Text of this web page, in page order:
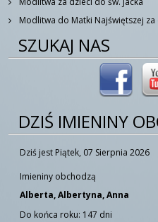
Modlitwa do Matki Najświętszej za
SZUKAJ NAS
DZIŚ IMIENINY
Dziś jest Piątek, 07 Sierpnia 2026
Imieniny obchodzą
Alberta, Albertyna, Anna
Do końca roku: 147 dni